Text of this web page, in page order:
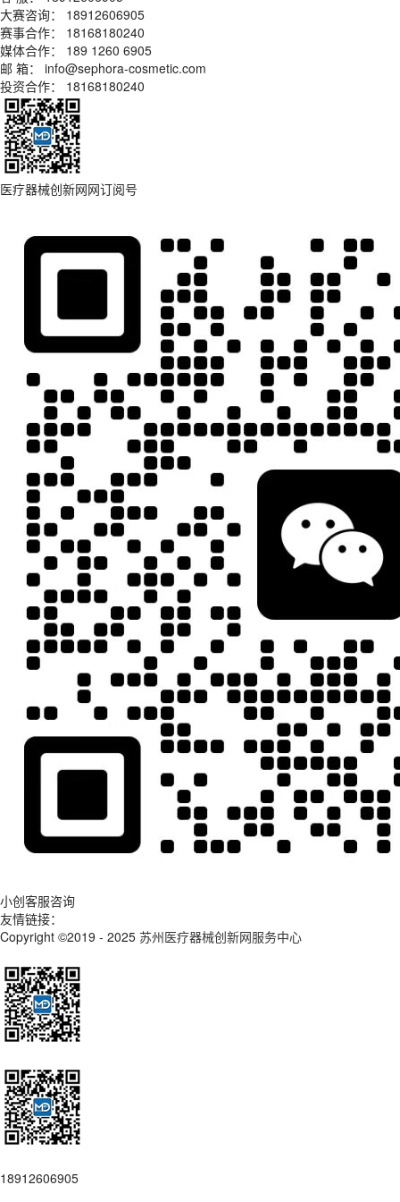
大赛咨询：
18912606905
赛事合作：
18168180240
媒体合作：
189 1260 6905
邮 箱：
info@sephora-cosmetic.com
投资合作：
18168180240
医疗器械创新网网订阅号
小创客服咨询
友情链接：
Copyright ©2019 - 2025 苏州医疗器械创新网服务中心
18912606905